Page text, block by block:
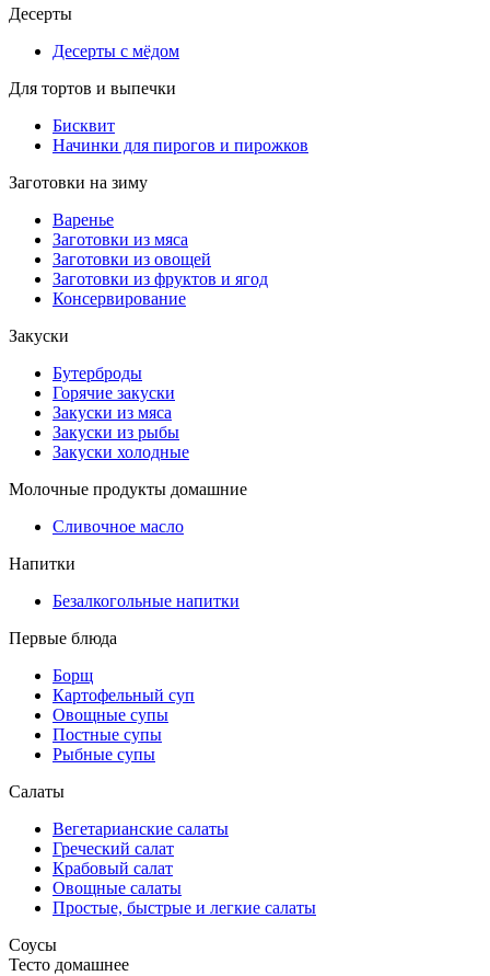
Десерты
Десерты с мёдом
Для тортов и выпечки
Бисквит
Начинки для пирогов и пирожков
Заготовки на зиму
Варенье
Заготовки из мяса
Заготовки из овощей
Заготовки из фруктов и ягод
Консервирование
Закуски
Бутерброды
Горячие закуски
Закуски из мяса
Закуски из рыбы
Закуски холодные
Молочные продукты домашние
Сливочное масло
Напитки
Безалкогольные напитки
Первые блюда
Борщ
Картофельный суп
Овощные супы
Постные супы
Рыбные супы
Салаты
Вегетарианские салаты
Греческий салат
Крабовый салат
Овощные салаты
Простые, быстрые и легкие салаты
Соусы
Тесто домашнее